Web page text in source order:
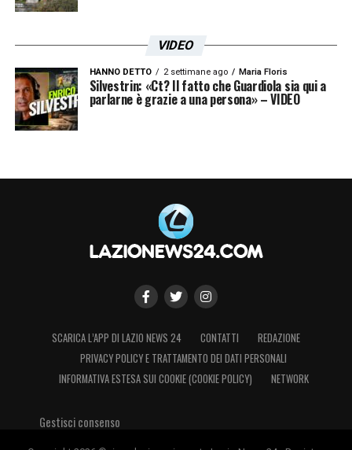
VIDEO
HANNO DETTO 2 settimane ago Maria Floris
Silvestrin: «Ct? Il fatto che Guardiola sia qui a
parlarne è grazie a una persona» – VIDEO
SCARICA L’APP DI LAZIO NEWS 24 CONTATTI
REDAZIONE
PRIVACY POLICY E TRATTAMENTO DEI DATI PERSONALI
INFORMATIVA ESTESA SUI COOKIE (COOKIE POLICY)
NETWORK
Gestisci consenso